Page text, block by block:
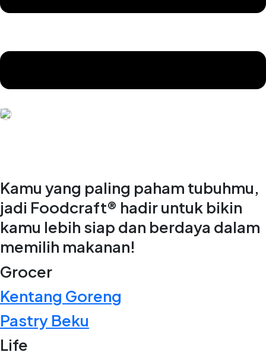
Kamu yang paling paham tubuhmu,
jadi Foodcraft® hadir untuk bikin
kamu lebih siap dan berdaya dalam
memilih makanan!
Grocer
Kentang Goreng
Pastry Beku
Life